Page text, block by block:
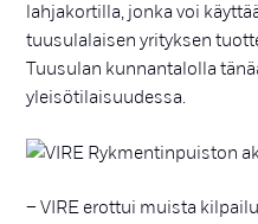
lahjakortilla, jonka voi
tuusulalaisen yrityksen
Tuusulan kunnantalolla
yleisötilaisuudessa.
– VIRE erottui muista